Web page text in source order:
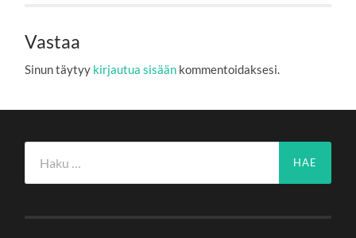
Vastaa
Sinun täytyy kirjautua sisään kommentoidaksesi.